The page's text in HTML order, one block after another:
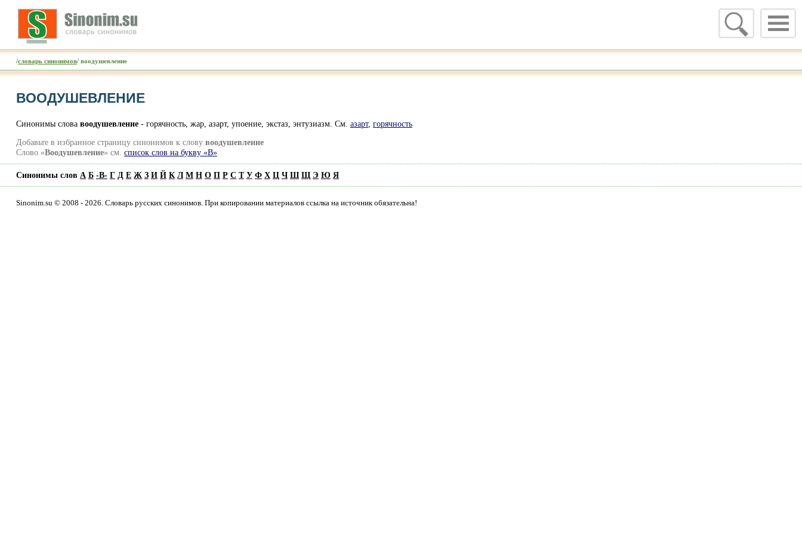
/словарь синонимов/ воодушевление
ВООДУШЕВЛЕНИЕ
Синонимы слова воодушевление- горячность, жар, азарт, упоение, экстаз, энтузиазм. См. азарт, горячность
Добавьте в избранное страницу синонимов к слову воодушевление
Слово «Воодушевление» см. список слов на букву «В»
Синонимы слов А Б -В- Г Д Е Ж З И Й К Л М Н О П Р С Т У Ф Х Ц Ч Ш Щ Э Ю Я
Sinonim.su © 2008 - 2026. Словарь русских синонимов. При копировании материалов ссылка на источник обязательна!